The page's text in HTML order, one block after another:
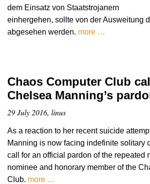
dem Einsatz von Staatstrojanern
einhergehen, sollte von der Ausweitung
abgesehen werden. more …
Chaos Computer Club
Chelsea Manning’s
29 July 2016, linus
As a reaction to her recent suicide
Manning is now facing indefinite solitary
call for an official pardon of the repeated
nominee and honorary member of the
Club. more …